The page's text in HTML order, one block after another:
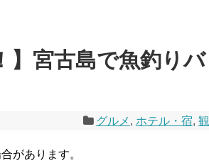
】宮古島で魚釣りバ
グルメ , ホテル・宿,
があります。